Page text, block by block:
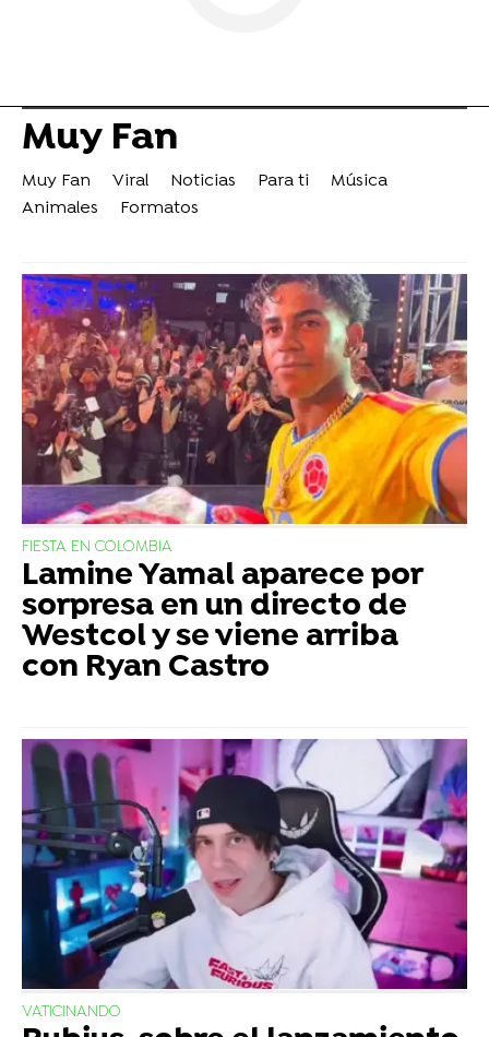
Muy Fan
Muy Fan Viral Noticias Para ti
Música
Animales
Formatos
FIESTA EN COLOMBIA
Lamine Yamal aparece por
sorpresa en un directo de
Westcol y se viene arriba
con Ryan Castro
VATICINANDO